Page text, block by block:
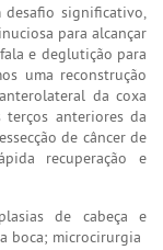
desafio significativo,
para alcançar
e deglutição para
uma reconstrução
da coxa
anteriores da
de câncer de
recuperação e
de cabeça e
boca; microcirurgia